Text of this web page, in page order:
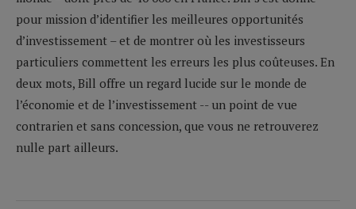
pour mission d’identifier les meilleures opportunités
d’investissement – et de montrer où les investisseurs
particuliers commettent les erreurs les plus coûteuses. En
deux mots, Bill offre un regard lucide sur le monde de
l’économie et de l’investissement -- un point de vue
contrarien et sans concession, que vous ne retrouverez
nulle part ailleurs.